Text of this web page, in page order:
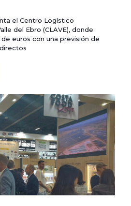
el Centro Logístico
del Ebro (CLAVE), donde
euros con una previsión de